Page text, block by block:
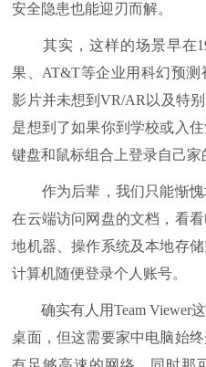
安全隐患也能迎刃而解。
其实，这样的场景早在
果、AT&T等企业用科幻预
影片并未想到VR/AR以及特
是想到了如果你到学校或入
键盘和鼠标组合上登录自己家
作为后辈，我们只能惭愧
在云端访问网盘的文档，看
地机器、操作系统及本地存
计算机随便登录个人账号。
确实有人用Team Viewer
桌面，但这需要家中电脑始